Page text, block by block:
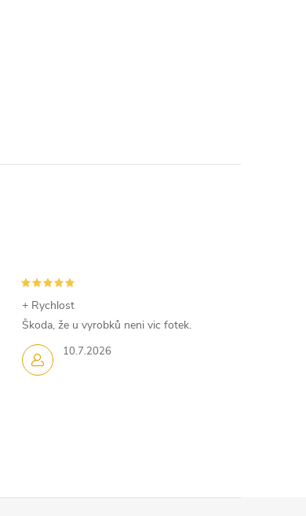
10.7.2026
+ Rychlost
Škoda, že u vyrobků neni vic fotek.